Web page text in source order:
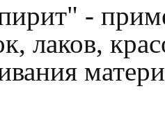
-
лаков,